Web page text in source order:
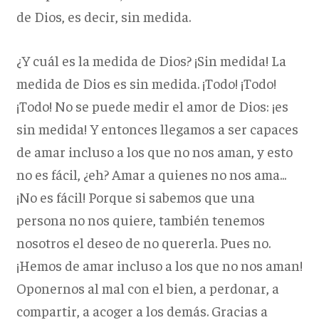
de Dios, es decir, sin medida.
¿Y cuál es la medida de Dios? ¡Sin medida! La
medida de Dios es sin medida. ¡Todo! ¡Todo!
¡Todo! No se puede medir el amor de Dios: ¡es
sin medida! Y entonces llegamos a ser capaces
de amar incluso a los que no nos aman, y esto
no es fácil, ¿eh? Amar a quienes no nos ama...
¡No es fácil! Porque si sabemos que una
persona no nos quiere, también tenemos
nosotros el deseo de no quererla. Pues no.
¡Hemos de amar incluso a los que no nos aman!
Oponernos al mal con el bien, a perdonar, a
compartir, a acoger a los demás. Gracias a